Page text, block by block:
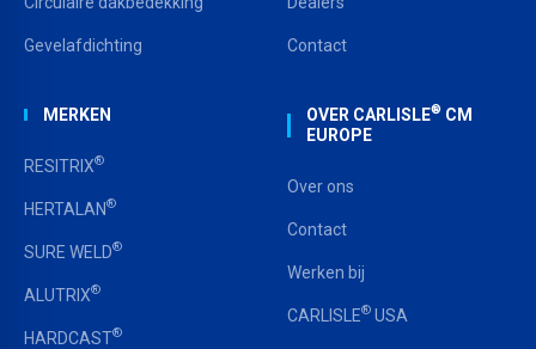
Gevelafdichting Contact
MERKEN
RESITRIX®
HERTALAN®
SURE WELD®
ALUTRIX®
HARDCAST®
OVER CARLISLE® CM
EUROPE
Over ons
Contact
Werken bij
CARLISLE® USA